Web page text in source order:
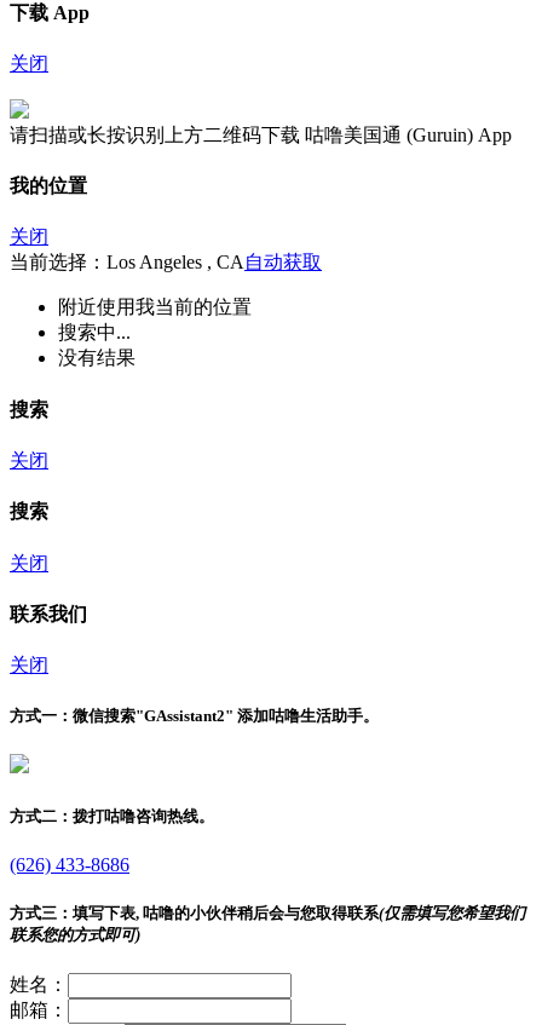
下载 App
关闭
请扫描或长按识别上方二维码下载 咕噜美国通 (Guruin) App
我的位置
关闭
当前选择：Los Angeles , CA自动获取
附近使用我当前的位置
搜索中...
没有结果
搜索
关闭
搜索
关闭
联系我们
关闭
方式一： 微信搜索"GAssistant2" 添加咕噜生活助手。
方式二： 拨打咕噜咨询热线。
(626) 433-8686
方式三： 填写下表, 咕噜的小伙伴稍后会与您取得联系(仅需填写您希望我们
联系您的方式即可)
姓名：
邮箱：